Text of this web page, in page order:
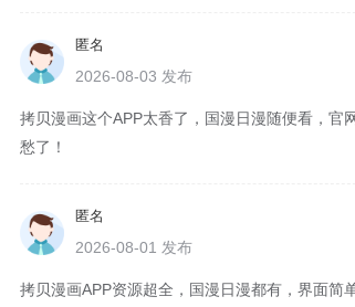
匿名
2026-08-03 发布
拷贝漫画这个APP太香了，国漫日漫随便看，官
愁了！
匿名
2026-08-01 发布
拷贝漫画APP资源超全，国漫日漫都有，界面简